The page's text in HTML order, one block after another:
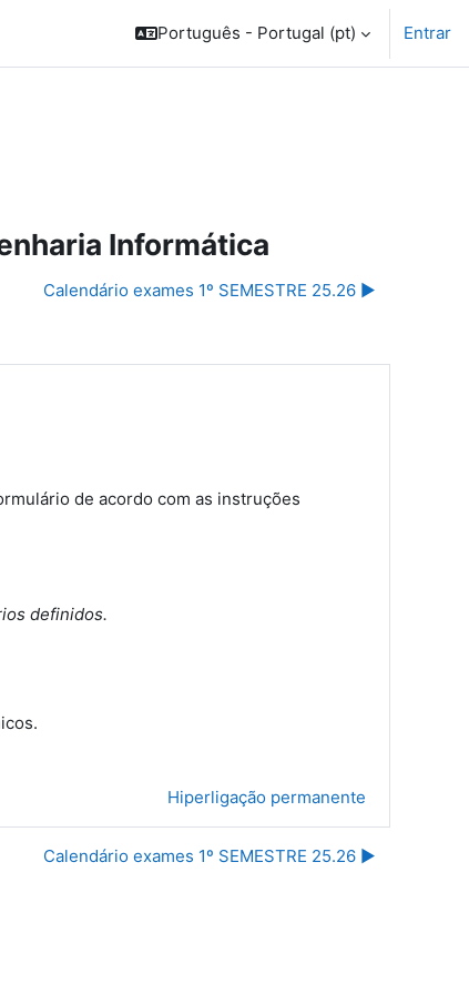
Português - Portugal ‎(pt)‎ Entrar
Informática
Calendário exames 1º SEMESTRE 25.26 ▶︎
de acordo com as instruções
definidos.
Hiperligação permanente
Calendário exames 1º SEMESTRE 25.26 ▶︎